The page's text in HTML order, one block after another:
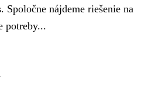
Spoločne nájdeme riešenie na
potreby...